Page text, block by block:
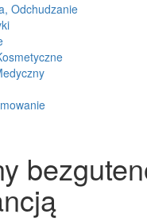
Odchudzanie